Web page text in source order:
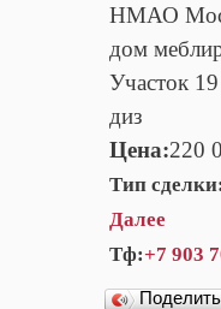
НМАО
дом
Участок
диз
Цена:220
Тип сделки:
Далее
Тф:+7 903